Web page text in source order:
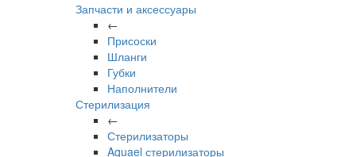
Запчасти и аксессуары
←
Присоски
Шланги
Губки
Наполнители
Стерилизация
←
Стерилизаторы
Aquael стерилизаторы